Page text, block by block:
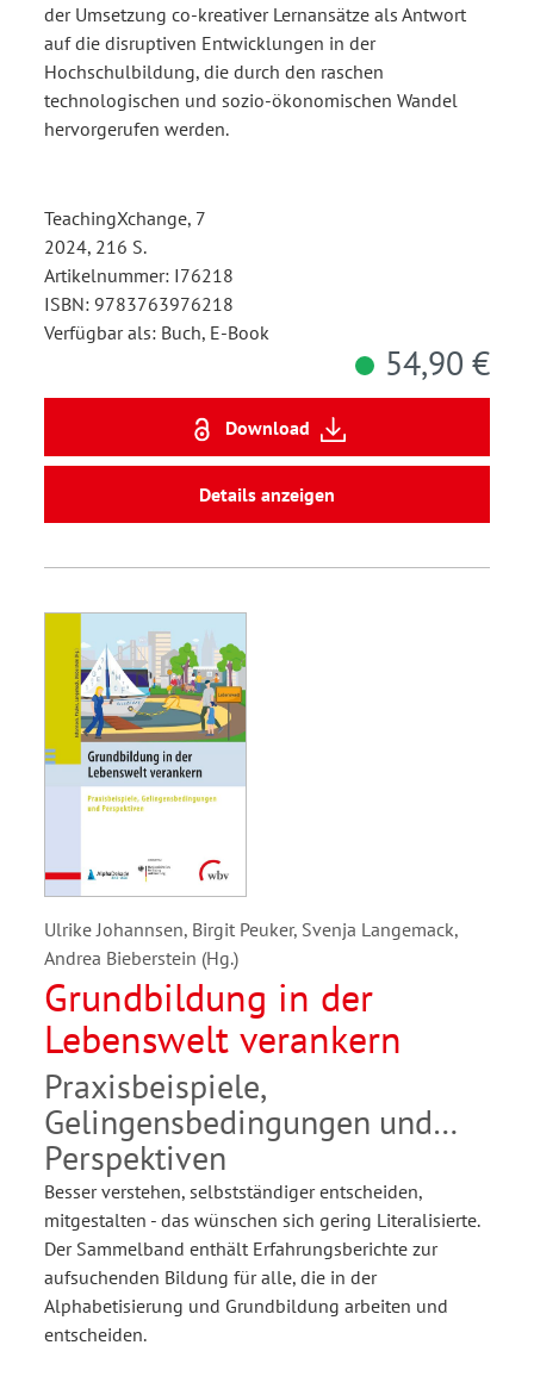
der Umsetzung co-kreativer Lernansätze als Antwort
auf die disruptiven Entwicklungen in der
Hochschulbildung, die durch den raschen
technologischen und sozio-ökonomischen Wandel
hervorgerufen werden.
TeachingXchange, 7
2024, 216 S.
Artikelnummer: I76218
ISBN: 9783763976218
Verfügbar als: Buch, E-Book
54,90 €
Download
Details anzeigen
Ulrike Johannsen, Birgit Peuker, Svenja Langemack,
Andrea Bieberstein (Hg.)
Grundbildung in der
Lebenswelt verankern
Praxisbeispiele,
Gelingensbedingungen und
Perspektiven
Besser verstehen, selbstständiger entscheiden,
mitgestalten - das wünschen sich gering Literalisierte.
Der Sammelband enthält Erfahrungsberichte zur
aufsuchenden Bildung für alle, die in der
Alphabetisierung und Grundbildung arbeiten und
entscheiden.